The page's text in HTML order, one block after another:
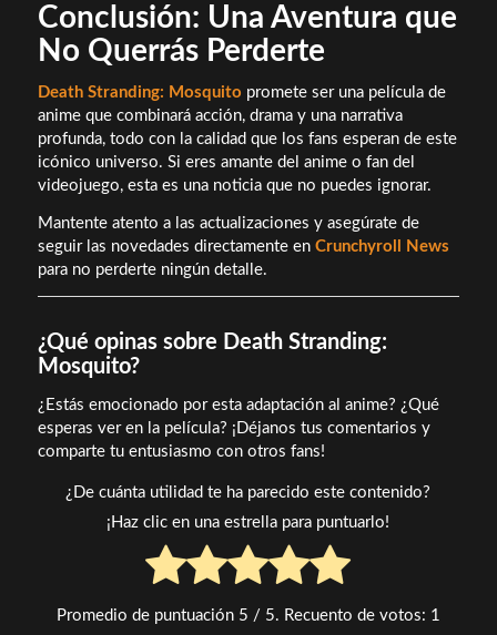
Conclusión: Una Aventura que
No Querrás Perderte
Death Stranding: Mosquito promete ser una película de
anime que combinará acción, drama y una narrativa
profunda, todo con la calidad que los fans esperan de este
icónico universo. Si eres amante del anime o fan del
videojuego, esta es una noticia que no puedes ignorar.
Mantente atento a las actualizaciones y asegúrate de
seguir las novedades directamente en Crunchyroll News
para no perderte ningún detalle.
¿Qué opinas sobre Death Stranding:
Mosquito?
¿Estás emocionado por esta adaptación al anime? ¿Qué
esperas ver en la película? ¡Déjanos tus comentarios y
comparte tu entusiasmo con otros fans!
¿De cuánta utilidad te ha parecido este contenido?
¡Haz clic en una estrella para puntuarlo!
Promedio de puntuación 5 / 5. Recuento de votos: 1